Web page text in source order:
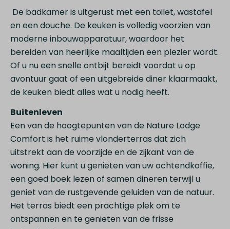
De badkamer is uitgerust met een toilet, wastafel
en een douche. De keuken is volledig voorzien van
moderne inbouwapparatuur, waardoor het
bereiden van heerlijke maaltijden een plezier wordt.
Of u nu een snelle ontbijt bereidt voordat u op
avontuur gaat of een uitgebreide diner klaarmaakt,
de keuken biedt alles wat u nodig heeft.
Buitenleven
Een van de hoogtepunten van de Nature Lodge
Comfort is het ruime vlonderterras dat zich
uitstrekt aan de voorzijde en de zijkant van de
woning. Hier kunt u genieten van uw ochtendkoffie,
een goed boek lezen of samen dineren terwijl u
geniet van de rustgevende geluiden van de natuur.
Het terras biedt een prachtige plek om te
ontspannen en te genieten van de frisse